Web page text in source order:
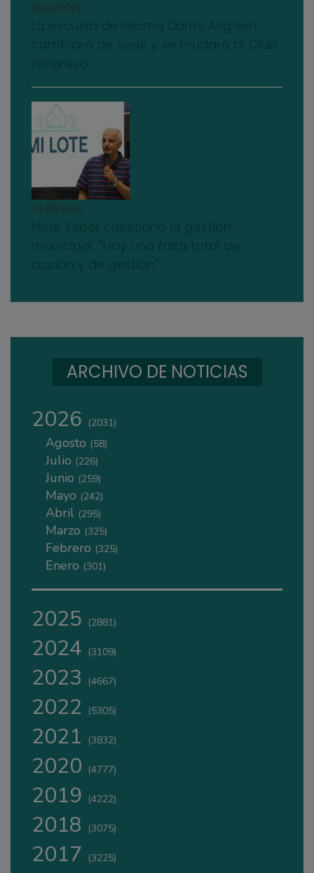
03/08/2026
03/08/2026
ARCHIVO DE NOTICIAS
2026 (2031)
Agosto (58)
Julio (226)
Junio (259)
Mayo (242)
Abril (295)
Marzo (325)
Febrero (325)
Enero (301)
2025 (2881)
2024 (3109)
2023 (4667)
2022 (5305)
2021 (3832)
2020 (4777)
2019 (4222)
2018 (3075)
2017 (3225)